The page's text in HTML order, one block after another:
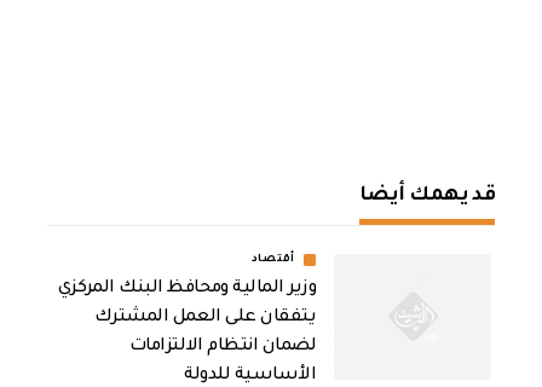
قد يهمك أيضا
أقتصاد
وزير المالية ومحافظ البنك المركزي
يتفقان على العمل المشترك
لضمان انتظام الالتزامات
الأساسية للدولة